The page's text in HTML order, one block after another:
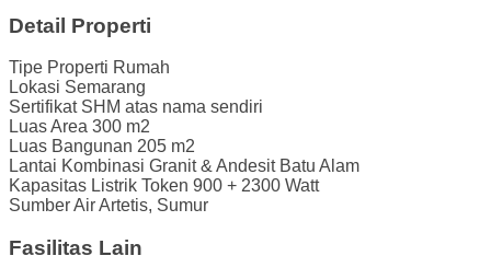
Detail Properti
Tipe Properti Rumah
Lokasi Semarang
Sertifikat SHM atas nama sendiri
Luas Area 300 m2
Luas Bangunan 205 m2
Lantai Kombinasi Granit & Andesit Batu Alam
Kapasitas Listrik Token 900 + 2300 Watt
Sumber AirArtetis, Sumur
Fasilitas Lain